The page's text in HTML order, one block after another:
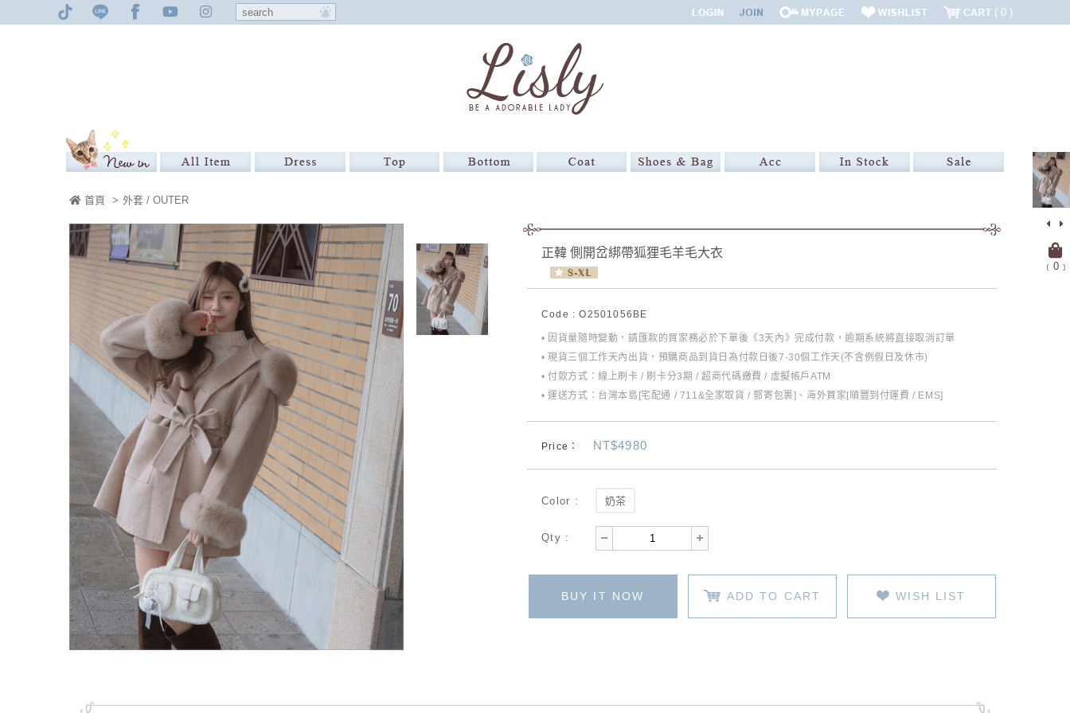
0
﹝ 0﹞
首頁 > 外套 / OUTER
正韓 側開岔綁帶狐狸毛羊毛大衣
Code : O2501056BE
• 因貨量隨時變動，請匯款的買家務必於下單後《3天內》完成付款，逾期系統將直接取消訂單
• 現貨三個工作天內出貨，預購商品到貨日為付款日後7-30個工作天(不含例假日及休市)
• 付款方式：線上刷卡 / 刷卡分3期 / 超商代碼繳費 / 虛擬帳戶ATM
• 運送方式：台灣本島[宅配通 / 711&全家取貨 / 郵寄包裹]、海外買家[順豐到付運費 / EMS]
Price： NT$4980
Color : 奶茶
Qty :
BUY IT NOW ADD TO CART WISH LIST